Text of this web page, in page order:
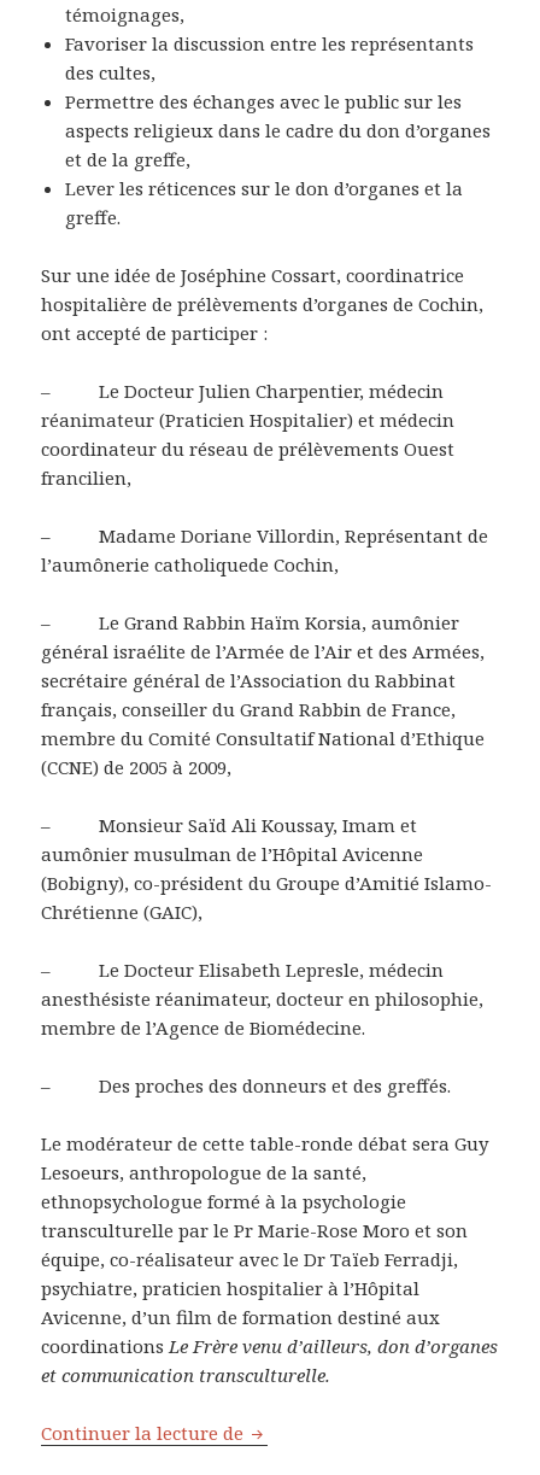
témoignages,
Favoriser la discussion entre les représentants
des cultes,
Permettre des échanges avec le public sur les
aspects religieux dans le cadre du don d’organes
et de la greffe,
Lever les réticences sur le don d’organes et la
greffe.
Sur une idée de Joséphine Cossart, coordinatrice
hospitalière de prélèvements d’organes de Cochin,
ont accepté de participer :
– Le Docteur Julien Charpentier, médecin
réanimateur (Praticien Hospitalier) et médecin
coordinateur du réseau de prélèvements Ouest
francilien,
– Madame Doriane Villordin, Représentant de
l’aumônerie catholiquede Cochin,
– Le Grand Rabbin Haïm Korsia, aumônier
général israélite de l’Armée de l’Air et des Armées,
secrétaire général de l’Association du Rabbinat
français, conseiller du Grand Rabbin de France,
membre du Comité Consultatif National d’Ethique
(CCNE) de 2005 à 2009,
– Monsieur Saïd Ali Koussay, Imam et
aumônier musulman de l’Hôpital Avicenne
(Bobigny), co-président du Groupe d’Amitié Islamo-
Chrétienne (GAIC),
– Le Docteur Elisabeth Lepresle, médecin
anesthésiste réanimateur, docteur en philosophie,
membre de l’Agence de Biomédecine.
– Des proches des donneurs et des greffés.
Le modérateur de cette table-ronde débat sera Guy
Lesoeurs, anthropologue de la santé,
ethnopsychologue formé à la psychologie
transculturelle par le Pr Marie-Rose Moro et son
équipe, co-réalisateur avec le Dr Taïeb Ferradji,
psychiatre, praticien hospitalier à l’Hôpital
Avicenne, d’un film de formation destiné aux
coordinationsLe Frère venu d’ailleurs, don d’organes
et communication transculturelle.
Continuer la lecture de Don d’organes et religion,